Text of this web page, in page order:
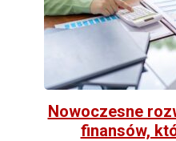
Nowoczesne
finansów,